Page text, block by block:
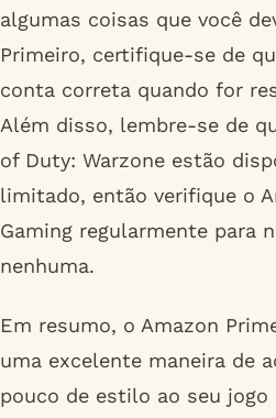
algumas coisas que você
Primeiro, certifique-se de
conta correta quando for
Além disso, lembre-se de
of Duty: Warzone estão
limitado, então verifique o
Gaming regularmente para
nenhuma.
Em resumo, o Amazon
uma excelente maneira de
pouco de estilo ao seu jogo